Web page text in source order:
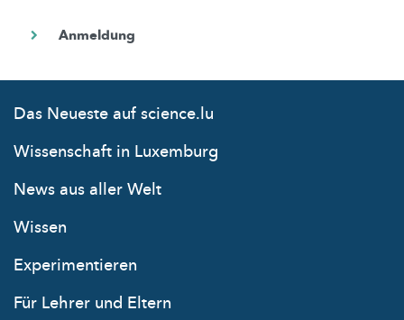
Das Neueste auf science.lu
Wissenschaft in Luxemburg
News aus aller Welt
Wissen
Experimentieren
Für Lehrer und Eltern